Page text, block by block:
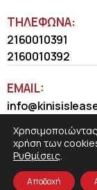
ΤΗΛΈΦΩΝΑ:
2160010391
2160010392
EMAIL:
χρήση των
Ρυθμίσεις.
Αποδοχή